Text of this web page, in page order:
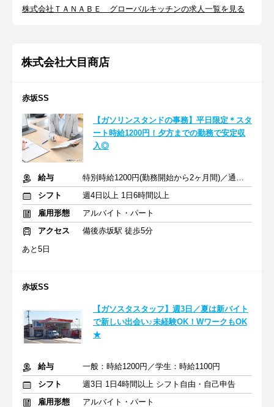
株式会社ＴＡＮＡＢＥ グローバルキッチンの求人一覧を見る
株式会社大目商店
赤坂SS
【ガソリンスタンドの事務】平日限定＊スタ
ート時給1200円！夕方までの勤務で安定収
入◎
給与
特別時給1200円(勤務開始から2ヶ月間)／通常時給1100～1250円
シフト
週4日以上 1日6時間以上
雇用形態
アルバイト・パート
アクセス
備後赤坂駅 徒歩5分
あと5日
赤坂SS
【ガソスタスタッフ】週3日／夏は新バイト
で新しい出会い♪未経験OK！WワークもOK
★
給与
一般：時給1200円／学生：時給1100円
シフト
週3日 1日4時間以上 シフト自由・自己申告
雇用形態
アルバイト・パート